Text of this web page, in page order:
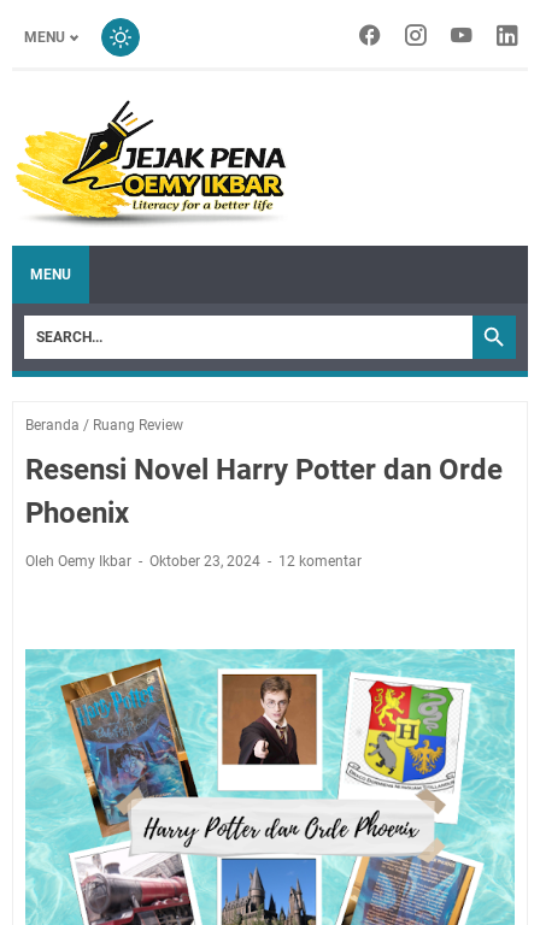
MENU
MENU
Beranda / Ruang Review
Resensi Novel Harry Potter dan Orde
Phoenix
Oleh Oemy Ikbar Oktober 23, 2024 12 komentar